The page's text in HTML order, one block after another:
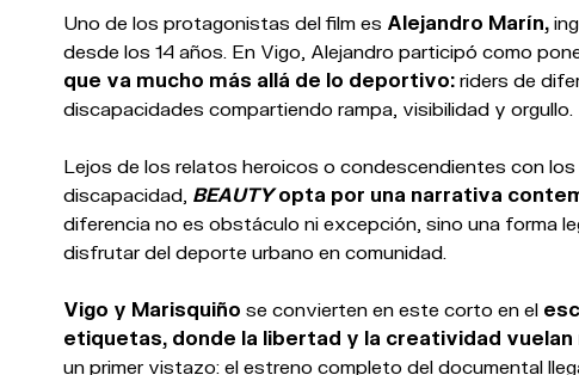
Uno de los protagonistas del film es Alejandro Marín,
desde los 14 años. En Vigo, Alejandro participó como
que va mucho más allá de lo deportivo: riders de
discapacidades compartiendo rampa, visibilidad y orgullo.
Lejos de los relatos heroicos o condescendientes con
discapacidad, BEAUTYopta por una narrativa
diferencia no es obstáculo ni excepción, sino una forma
disfrutar del deporte urbano en comunidad.
Vigo y Marisquiño se convierten en este corto en el
etiquetas, donde la libertad y la creatividad vuelan
un primer vistazo: el estreno completo del documental